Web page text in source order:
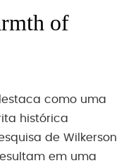
of
como uma
histórica
de Wilkerson
em uma